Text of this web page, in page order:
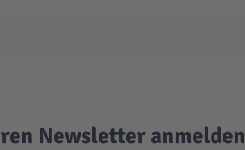
Newsletter anmelden